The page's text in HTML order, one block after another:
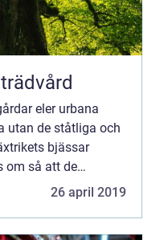
eler urbana
utan de ståtliga och
bjässar
om så att de
26 april 2019